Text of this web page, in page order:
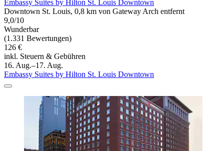
Embassy Suites by Hilton St. Louis Downtown
Downtown St. Louis, 0,8 km von Gateway Arch entfernt
9,0/10
Wunderbar
(1.331 Bewertungen)
126 €
inkl. Steuern & Gebühren
16. Aug.–17. Aug.
Embassy Suites by Hilton St. Louis Downtown